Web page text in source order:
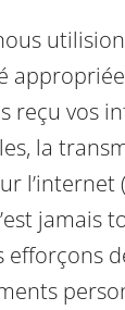
reçu vos
la
l’internet
jamais
efforçons